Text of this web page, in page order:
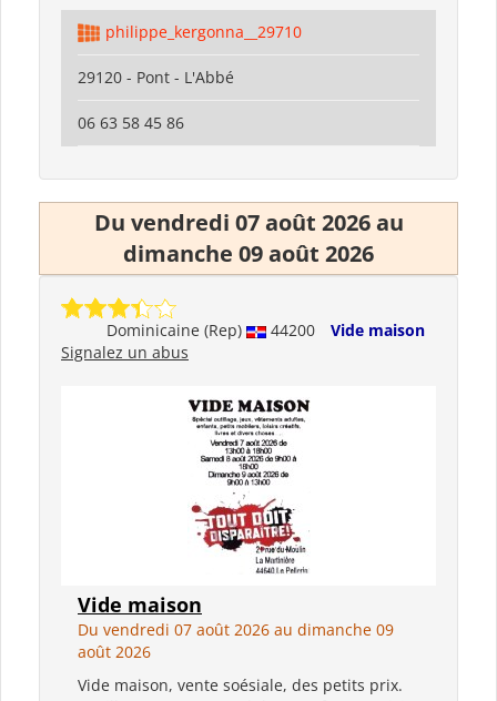
philippe_kergonna__29710
29120 - Pont - L'Abbé
06 63 58 45 86
Du vendredi 07 août 2026 au
dimanche 09 août 2026
Dominicaine (Rep) 44200
Vide maison
Signalez un abus
Vide maison
Du vendredi 07 août 2026 au dimanche 09
août 2026
Vide maison, vente soésiale, des petits prix.